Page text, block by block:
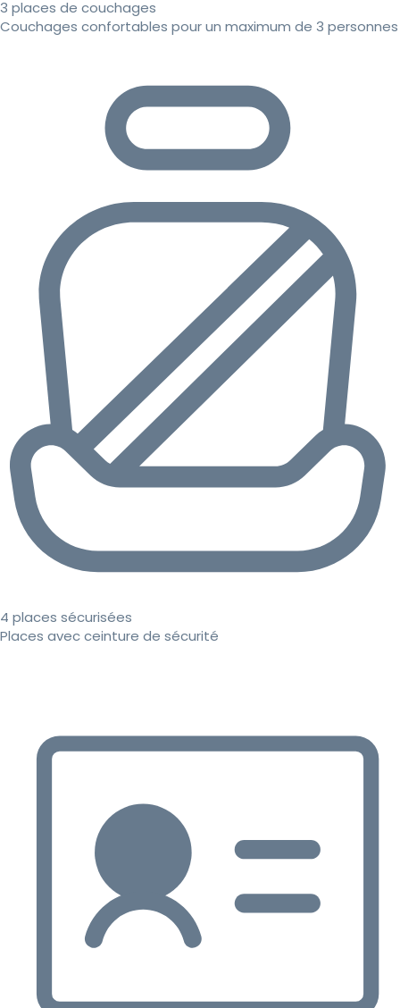
3 places de couchages
Couchages confortables pour un maximum de 3 personnes
4 places sécurisées
Places avec ceinture de sécurité